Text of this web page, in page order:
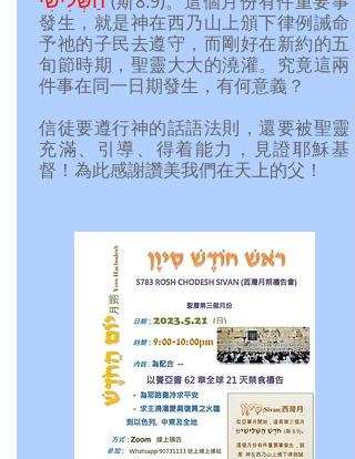
發生，就是神在西乃山上頒下律例誡命
予祂的子民去遵守，而剛好在新約的五
旬節時期，聖靈大大的澆灌。究竟這兩
件事在同一日期發生，有何意義？
信徒要遵行神的話語法則，還要被聖靈
充滿、引導、得着能力，見證耶穌基
督！為此感謝讚美我們在天上的父！